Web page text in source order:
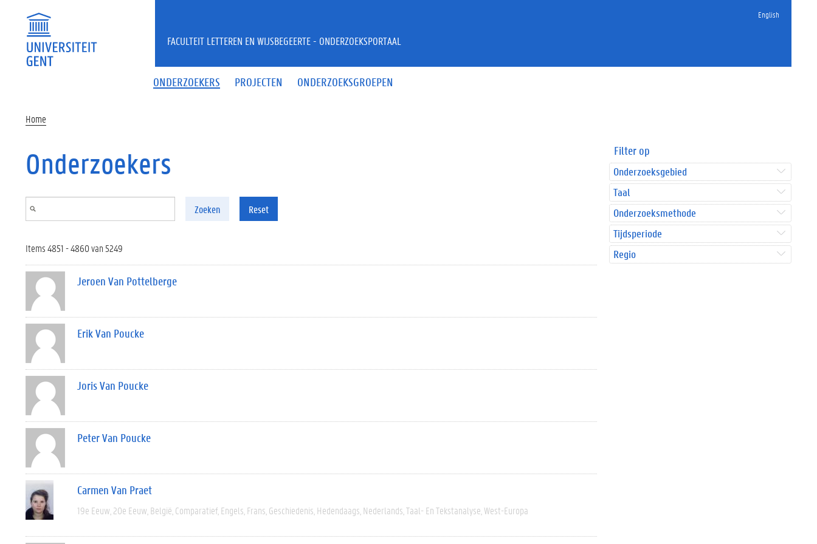
English
ONDERZOEKERS PROJECTEN ONDERZOEKSGROEPEN
FACULTEIT LETTEREN EN WIJSBEGEERTE - ONDERZOEKSPORTAAL
Home
Onderzoekers
Zoeken Reset
Items 4851 - 4860 van 5249
Jeroen Van Pottelberge
Erik Van Poucke
Joris Van Poucke
Peter Van Poucke
Carmen Van Praet
19e Eeuw 20e Eeuw België Comparatief Engels Frans Geschiedenis Hedendaags Nederlands Taal- En Tekstanalyse West-Europa
Filter op
Onderzoeksgebied
Taal
Onderzoeksmethode
Tijdsperiode
Regio